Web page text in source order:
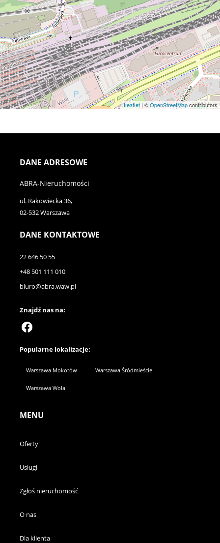
Leaflet| ©OpenStreetMapcontributors
DANE ADRESOWE
ABRA-Nieruchomości
ul. Rakowiecka 36,
02-532 Warszawa
DANE KONTAKTOWE
22 646 50 55
+48 501 111 010
biuro@abra.waw.pl
Znajdź nas na:
Popularne lokalizacje:
Warszawa Mokotów Warszawa Śródmieście
Warszawa Wola
MENU
Oferty
Usługi
Zgłoś nieruchomość
O nas
Dla klienta